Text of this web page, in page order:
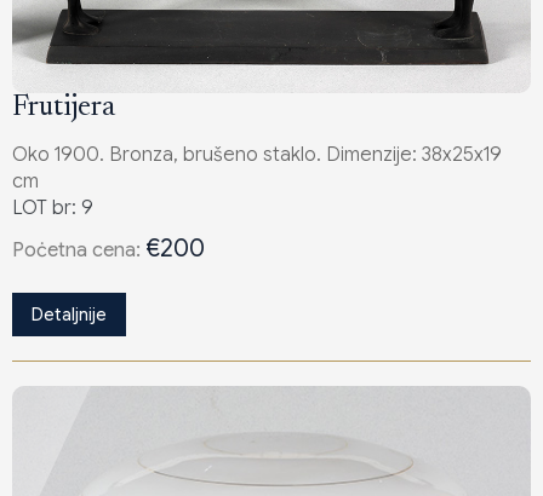
Frutijera
Oko 1900. Bronza, brušeno staklo. Dimenzije: 38x25x19
cm
LOT br: 9
Poċetna cena: €200
Detaljnije